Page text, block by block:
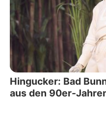
Hingucker: Bad
aus den 90er-